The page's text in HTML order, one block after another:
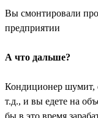
Вы смонтировали
предприятии
А что дальше?
Кондиционер шумит,
т.д., и вы едете на
бы в это время